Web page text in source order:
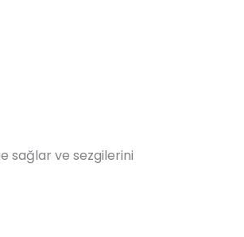
sağlar ve sezgilerini